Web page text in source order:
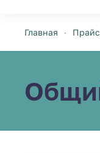
Главная